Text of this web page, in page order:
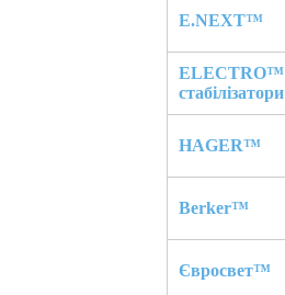
E.NEXT™
ELECTRO™
стабілізатори
HAGER™
Berker™
Євросвет™